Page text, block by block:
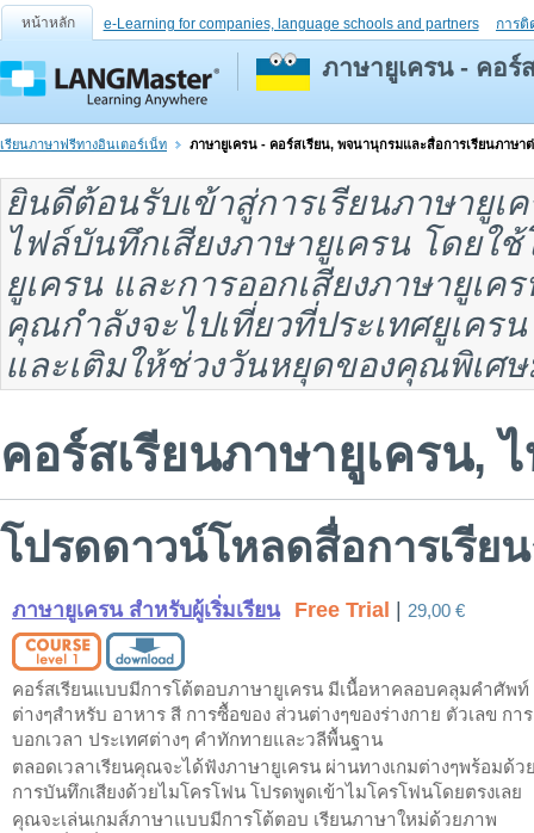
หน้าหลัก e-Learning for companies, language schools and partners การติ
ภาษายูเครน - คอร์
เรียนภาษาฟรีทางอินเตอร์เน็ท ภาษายูเครน - คอร์สเรียน, พจนานุกรมและสื่อการเรียนภาษาต่
ยินดีต้อนรับเข้าสู่การเรียนภาษายูเ
ไฟล์บันทึกเสียงภาษายูเครน โดยใช้
ยูเครน และการออกเสียงภาษายูเค
คุณกำลังจะไปเที่ยวที่ประเทศยูเครน
และเติมให้ช่วงวันหยุดของคุณพิเศ
คอร์สเรียนภาษายูเครน,
โปรดดาวน์โหลดสื่อการเรีย
ภาษายูเครน สำหรับผู้เริ่มเรียน Free Trial 29,00 €
คอร์สเรียนแบบมีการโต้ตอบภาษายูเครน มีเนื้อหาคลอบคลุมคำศัพท์
ต่างๆสำหรับ อาหาร สี การซื้อของ ส่วนต่างๆของร่างกาย ตัวเลข การ
บอกเวลา ประเทศต่างๆ คำทักทายและวลีพื้นฐาน
ตลอดเวลาเรียนคุณจะได้ฟังภาษายูเครน ผ่านทางเกมต่างๆพร้อมด้ว
การบันทึกเสียงด้วยไมโครโฟน โปรดพูดเข้าไมโครโฟนโดยตรงเลย
คุณจะเล่นเกมส์ภาษาแบบมีการโต้ตอบ เรียนภาษาใหม่ด้วยภาพ